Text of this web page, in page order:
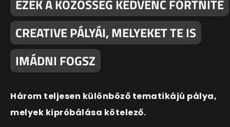
EZEK A KÖZÖSSÉG KEDVENC FORTNITE
CREATIVE PÁLYÁI, MELYEKET TE IS
IMÁDNI FOGSZ
Három teljesen különböző tematikájú pálya,
melyek kipróbálása kötelező.